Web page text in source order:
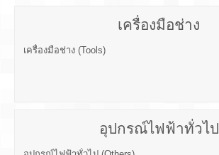
เครื่องมือช่าง
เครื่องมือช่าง (Tools)
อุปกรณ์ไฟฟ้าทั่วไป